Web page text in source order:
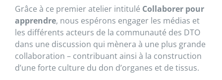
Grâce à ce premier atelier intitulé Collaborer pour
apprendre, nous espérons engager les médias et
les différents acteurs de la communauté des DTO
dans une discussion qui mènera à une plus grande
collaboration – contribuant ainsi à la construction
d’une forte culture du don d’organes et de tissus.